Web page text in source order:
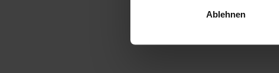
Ablehnen